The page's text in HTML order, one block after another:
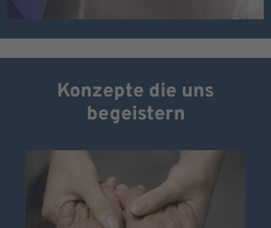
Konzepte die uns
begeistern